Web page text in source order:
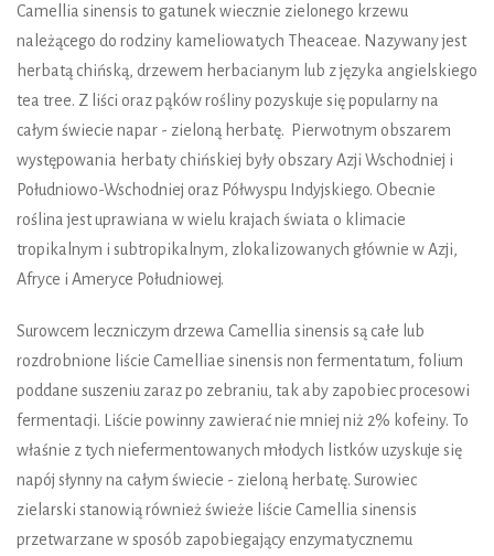
Camellia sinensis to gatunek wiecznie zielonego krzewu
należącego do rodziny kameliowatych Theaceae. Nazywany jest
herbatą chińską, drzewem herbacianym lub z języka angielskiego
tea tree. Z liści oraz pąków rośliny pozyskuje się popularny na
całym świecie napar - zieloną herbatę. Pierwotnym obszarem
występowania herbaty chińskiej były obszary Azji Wschodniej i
Południowo-Wschodniej oraz Półwyspu Indyjskiego. Obecnie
roślina jest uprawiana w wielu krajach świata o klimacie
tropikalnym i subtropikalnym, zlokalizowanych głównie w Azji,
Afryce i Ameryce Południowej.
Surowcem leczniczym drzewa Camellia sinensis są całe lub
rozdrobnione liście Camelliae sinensis non fermentatum, folium
poddane suszeniu zaraz po zebraniu, tak aby zapobiec procesowi
fermentacji. Liście powinny zawierać nie mniej niż 2% kofeiny. To
właśnie z tych niefermentowanych młodych listków uzyskuje się
napój słynny na całym świecie - zieloną herbatę. Surowiec
zielarski stanowią również świeże liście Camellia sinensis
przetwarzane w sposób zapobiegający enzymatycznemu